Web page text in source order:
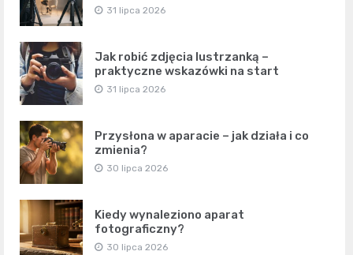
31 lipca 2026
Jak robić zdjęcia lustrzanką –
praktyczne wskazówki na start
31 lipca 2026
Przysłona w aparacie – jak działa i co
zmienia?
30 lipca 2026
Kiedy wynaleziono aparat
fotograficzny?
30 lipca 2026